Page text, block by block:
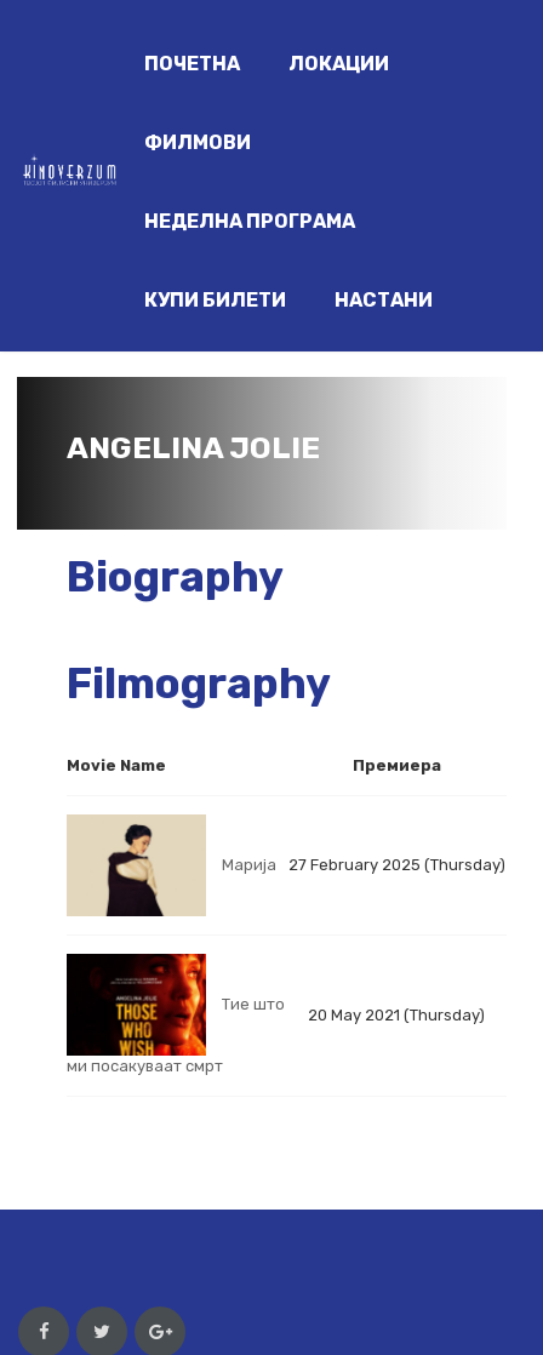
ПОЧЕТНА ЛОКАЦИИ
ФИЛМОВИ
НЕДЕЛНА ПРОГРАМА
КУПИ БИЛЕТИ НАСТАНИ
ANGELINA JOLIE
Biography
Filmography
Movie Name Премиера
Марија 27 February 2025 (Thursday)
Тие што
ми посакуваат смрт
20 May 2021 (Thursday)